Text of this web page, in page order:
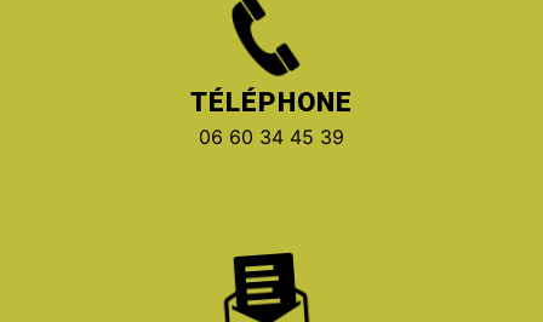
TÉLÉPHONE
06 60 34 45 39